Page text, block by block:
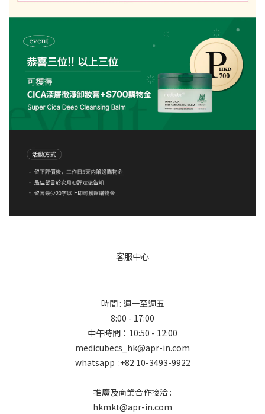
客服中心
時間 : 週一至週五
8:00 - 17:00
中午時間：10:50 - 12:00
medicubecs_hk@apr-in.com
whatsapp :+82 10-3493-9922
推廣及商業合作接洽 :
hkmkt@apr-in.com